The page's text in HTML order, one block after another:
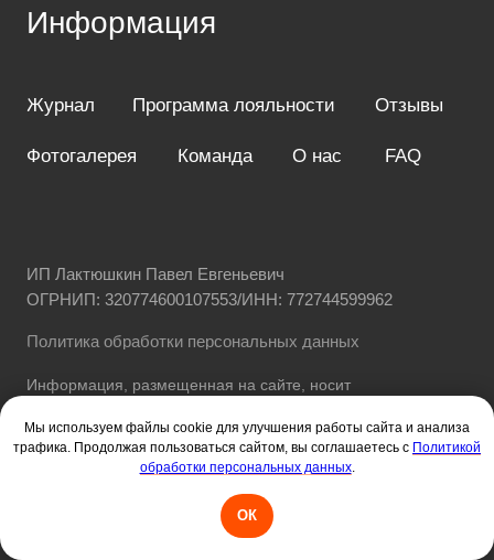
Мы используем файлы cookie для улучшения работы сайта и анализа
трафика. Продолжая пользоваться сайтом, вы соглашаетесь с Политикой
обработки персональных данных.
ОК